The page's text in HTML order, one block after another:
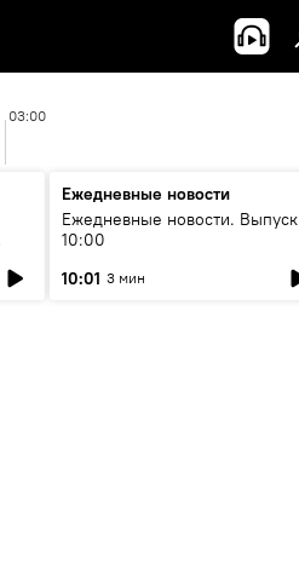
03:00
Ежедневные новости
Ежедневные новости. Выпуск
10:00
10:01 3 мин